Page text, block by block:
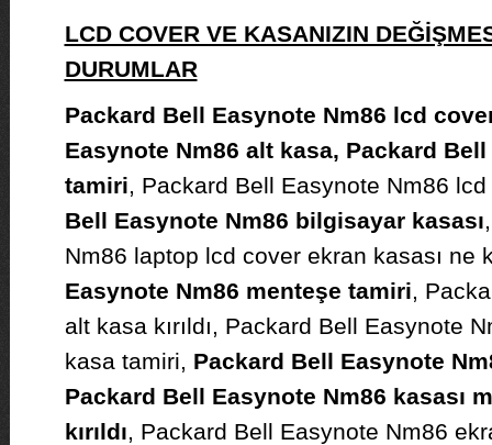
LCD COVER VE KASANIZIN
DURUMLAR
Packard Bell Easynote Nm86 lcd cover
Easynote Nm86 alt kasa, Packard
tamiri, Packard Bell Easynote Nm86
Bell Easynote Nm86 bilgisayar kasası
Nm86 laptop lcd cover ekran kasası ne
Easynote Nm86 menteşe tamiri,
alt kasa kırıldı, Packard Bell Easynote
kasa tamiri, Packard Bell Easynote
Packard Bell Easynote Nm86 kasası
kırıldı, Packard Bell Easynote Nm86